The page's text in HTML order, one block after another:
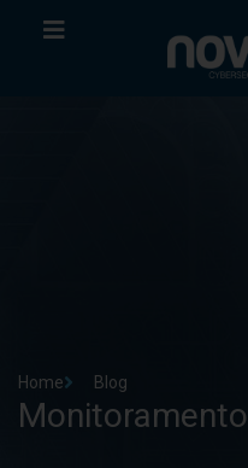
Home Blog
Monitoramento